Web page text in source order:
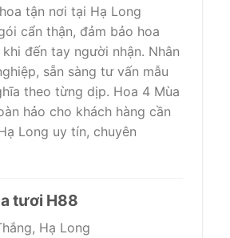
tận nơi tại Hạ Long
cẩn thận, đảm bảo hoa
đến tay người nhận. Nhân
sẵn sàng tư vấn mẫu
theo từng dịp. Hoa 4 Mùa
hảo cho khách hàng cần
Long uy tín, chuyên
tươi H88
Hạ Long